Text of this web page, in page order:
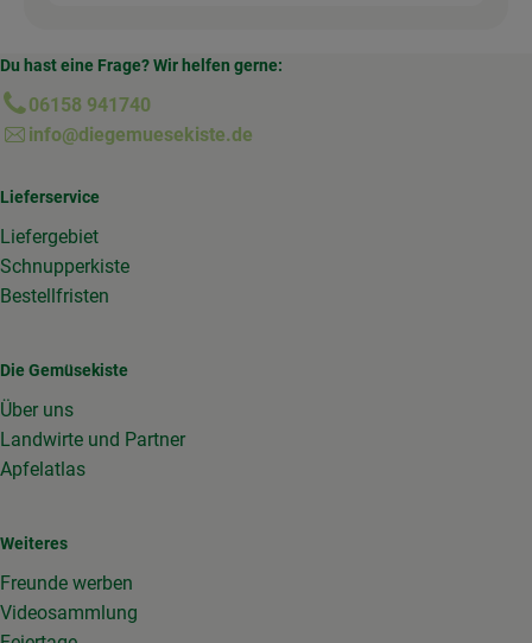
Du hast eine Frage? Wir helfen gerne:
06158 941740
info@diegemuesekiste.de
Lieferservice
Liefergebiet
Schnupperkiste
Bestellfristen
Die Gemüsekiste
Über uns
Landwirte und Partner
Apfelatlas
Weiteres
Freunde werben
Videosammlung